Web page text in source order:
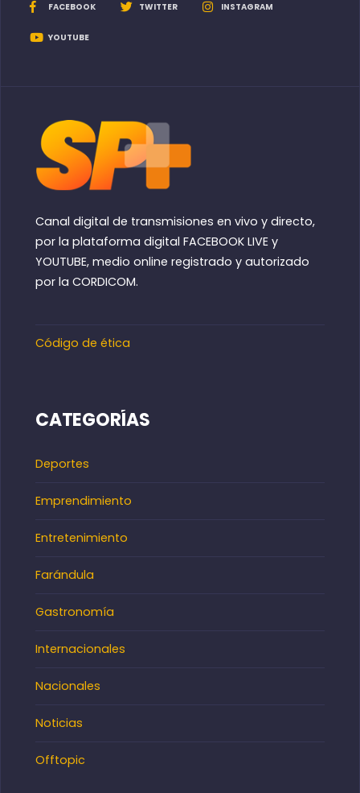
FACEBOOK TWITTER INSTAGRAM
YOUTUBE
Canal digital de transmisiones en vivo y directo,
por la plataforma digital FACEBOOK LIVE y
YOUTUBE, medio online registrado y autorizado
por la CORDICOM.
Código de ética
CATEGORÍAS
Deportes
Emprendimiento
Entretenimiento
Farándula
Gastronomía
Internacionales
Nacionales
Noticias
Offtopic